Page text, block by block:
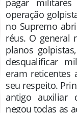
pagar
operação
no Supremo
réus. O general
planos
desqualificar
eram reticentes
seu respeito.
antigo auxiliar
negou todas as